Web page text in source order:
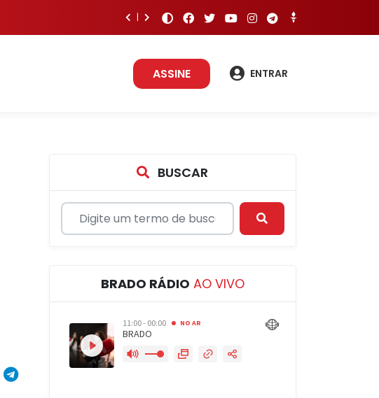
ASSINE ENTRAR
BUSCAR
BRADO RÁDIO AO VIVO